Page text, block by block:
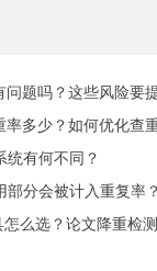
问题吗？这些风险要
率多少？如何优化查
统有何不同？
部分会被计入重复率？
么选？论文降重检